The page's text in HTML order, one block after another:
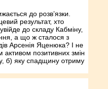
до розв’язки.
результат, хто
до складу Кабміну,
а що ж сталося з
Арсенія Яценюка? І не
активом позитивних змін
б) яку спадщину отриму